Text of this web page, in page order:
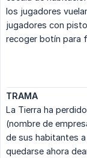
los jugadores
jugadores con
recoger botín para
TRAMA
La Tierra ha
(nombre de
de sus habitantes
quedarse ahora